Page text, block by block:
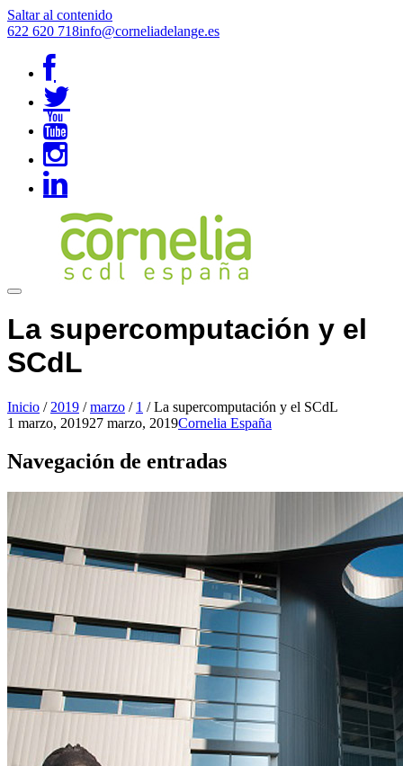
Saltar al contenido
622 620 718info@corneliadelange.es
La supercomputación y el
SCdL
Inicio / 2019 / marzo / 1 / La supercomputación y el SCdL
1 marzo, 201927 marzo, 2019Cornelia España
Navegación de entradas